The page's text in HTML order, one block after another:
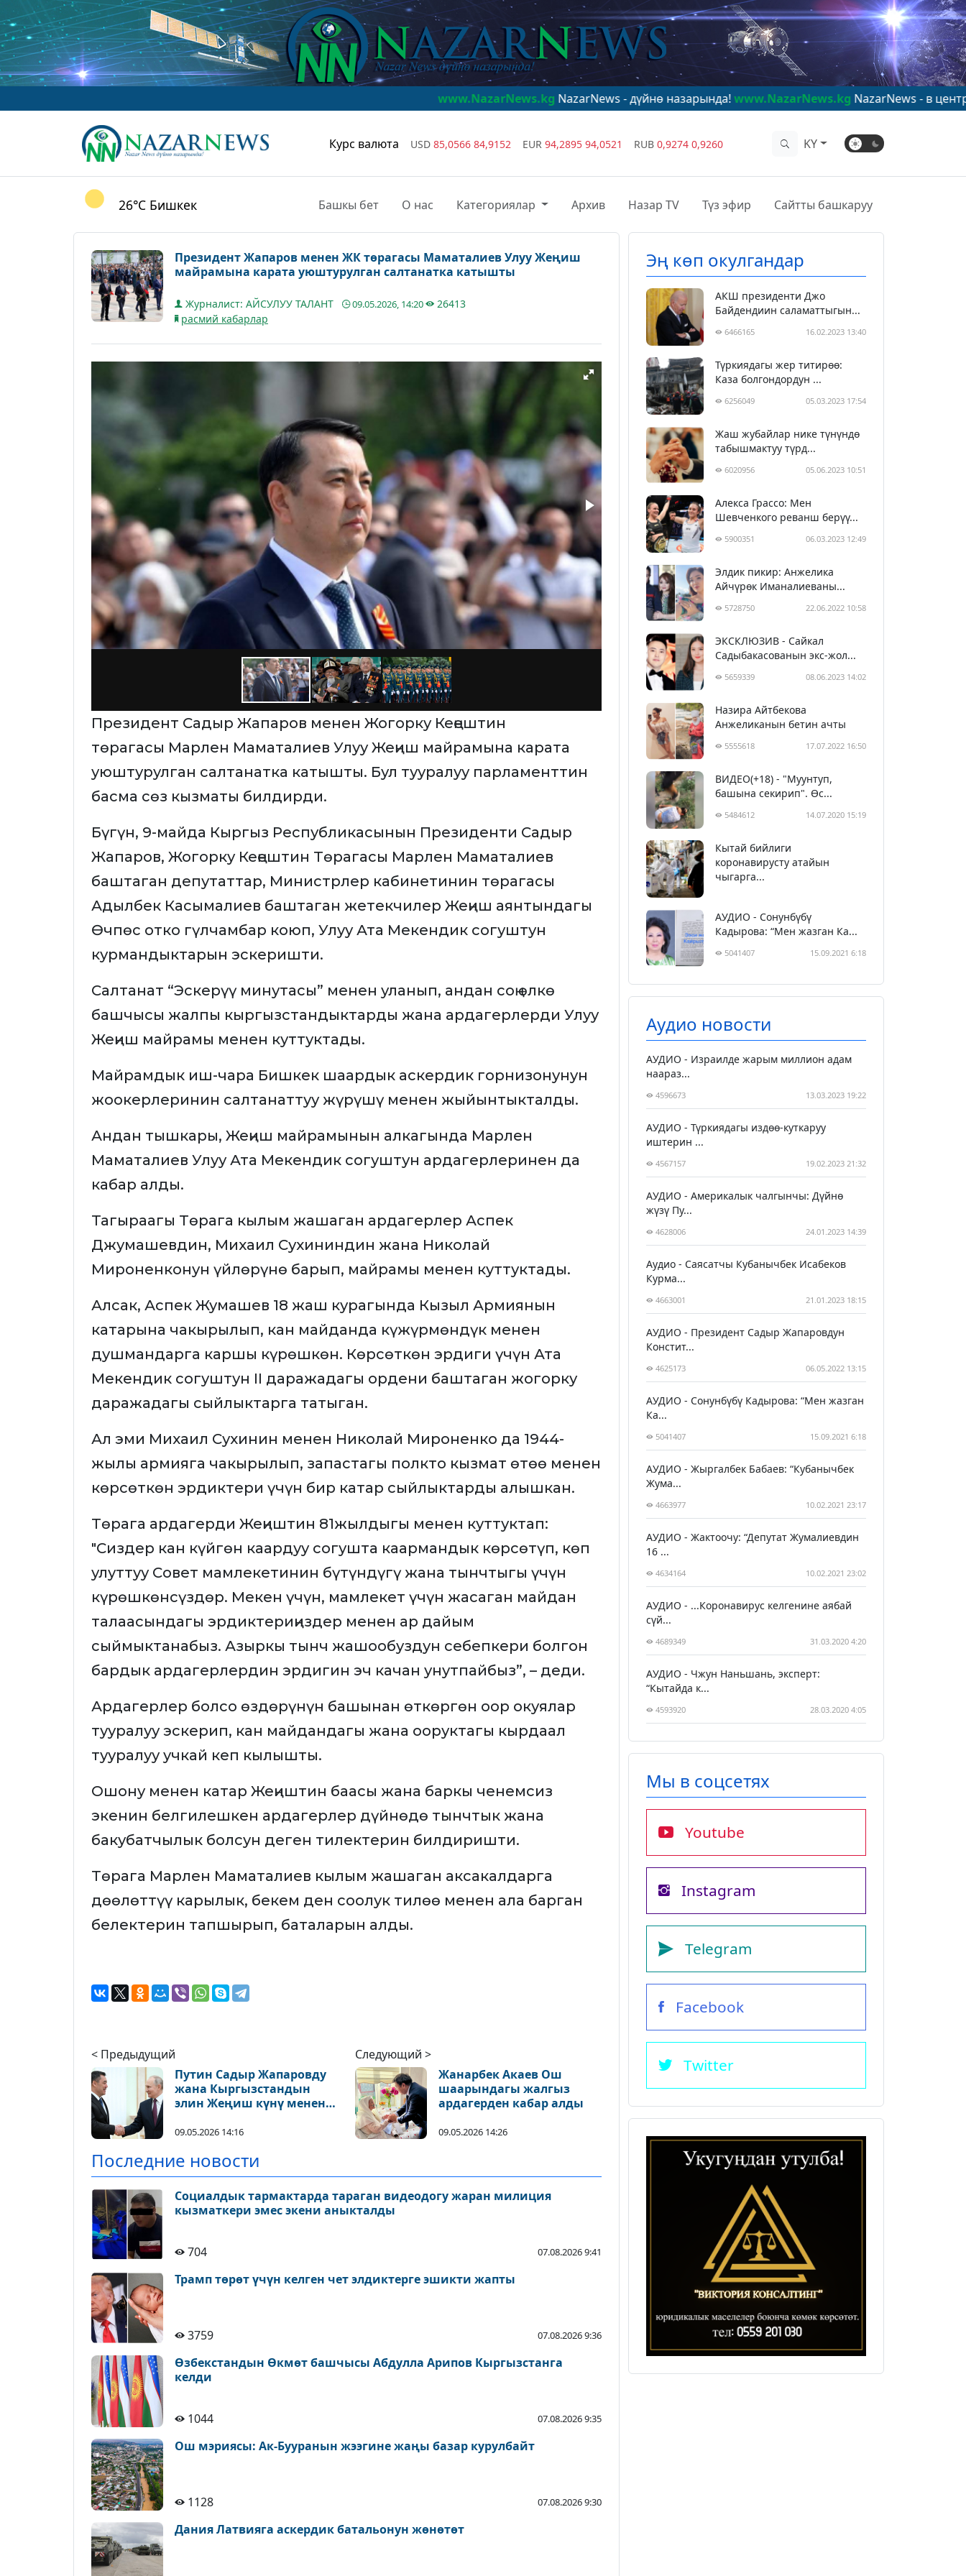
www.NazarNews.kgNazarNews - дүйнө назарында!www.NazarNews.kgNazarNews - в центре мирового
Курс валюта USD 85,0566 84,9152 EUR 94,2895 94,0521 RUB 0,9274 0,9260 KY
26°C Бишкек Башкы бет О нас Категориялар Архив Назар TV Түз эфир Сайтты башкаруу
Президент Жапаров менен ЖК төрагасы Маматалиев Улуу Жеңиш
майрамына карата уюштурулган салтанатка катышты
Журналист: АЙСУЛУУ ТАЛАНТ 09.05.2026, 14:20
26413
расмий кабарлар
Президент Садыр Жапаров менен Жогорку Кеңештин
төрагасы Марлен Маматалиев Улуу Жеңиш майрамына карата
уюштурулган салтанатка катышты. Бул тууралуу парламенттин
басма сөз кызматы билдирди.
Бүгүн, 9-майда Кыргыз Республикасынын Президенти Садыр
Жапаров, Жогорку Кеңештин Төрагасы Марлен Маматалиев
баштаган депутаттар, Министрлер кабинетинин төрагасы
Адылбек Касымалиев баштаган жетекчилер Жеңиш аянтындагы
Өчпөс отко гүлчамбар коюп, Улуу Ата Мекендик согуштун
курмандыктарын эскеришти.
Салтанат “Эскерүү минутасы” менен уланып, андан соң өлкө
башчысы жалпы кыргызстандыктарды жана ардагерлерди Улуу
Жеңиш майрамы менен куттуктады.
Майрамдык иш-чара Бишкек шаардык аскердик горнизонунун
жоокерлеринин салтанаттуу жүрүшү менен жыйынтыкталды.
Андан тышкары, Жеңиш майрамынын алкагында Марлен
Маматалиев Улуу Ата Мекендик согуштун ардагерлеринен да
кабар алды.
Тагыраагы Төрага кылым жашаган ардагерлер Аспек
Джумашевдин, Михаил Сухининдин жана Николай
Мироненконун үйлөрүнө барып, майрамы менен куттуктады.
Алсак, Аспек Жумашев 18 жаш курагында Кызыл Армиянын
катарына чакырылып, кан майданда күжүрмөндүк менен
душмандарга каршы күрөшкөн. Көрсөткөн эрдиги үчүн Ата
Мекендик согуштун II даражадагы ордени баштаган жогорку
даражадагы сыйлыктарга татыган.
Ал эми Михаил Сухинин менен Николай Мироненко да 1944-
жылы армияга чакырылып, запастагы полкто кызмат өтөө менен
көрсөткөн эрдиктери үчүн бир катар сыйлыктарды алышкан.
Төрага ардагерди Жеңиштин 81жылдыгы менен куттуктап:
"Сиздер кан күйгөн каардуу согушта каармандык көрсөтүп, көп
улуттуу Совет мамлекетинин бүтүндүгү жана тынчтыгы үчүн
күрөшкөнсүздөр. Мекен үчүн, мамлекет үчүн жасаган майдан
талаасындагы эрдиктериңиздер менен ар дайым
сыймыктанабыз. Азыркы тынч жашообуздун себепкери болгон
бардык ардагерлердин эрдигин эч качан унутпайбыз”, – деди.
Ардагерлер болсо өздөрүнүн башынан өткөргөн оор окуялар
тууралуу эскерип, кан майдандагы жана ооруктагы кырдаал
тууралуу учкай кеп кылышты.
Ошону менен катар Жеңиштин баасы жана баркы ченемсиз
экенин белгилешкен ардагерлер дүйнөдө тынчтык жана
бакубатчылык болсун деген тилектерин билдиришти.
Төрага Марлен Маматалиев кылым жашаган аксакалдарга
дөөлөттүү карылык, бекем ден соолук тилөө менен ала барган
белектерин тапшырып, баталарын алды.
< Предыдущий
Путин Садыр Жапаровду
жана Кыргызстандын
элин Жеңиш күнү менен
09.05.2026 14:16
Следующий >
Жанарбек Акаев Ош
шаарындагы жалгыз
ардагерден кабар алды
09.05.2026 14:26
Последние новости
Социалдык тармактарда тараган видеодогу жаран милиция
кызматкери эмес экени аныкталды
704 07.08.2026 9:41
Трамп төрөт үчүн келген чет элдиктерге эшикти жапты
3759 07.08.2026 9:36
Өзбекстандын Өкмөт башчысы Абдулла Арипов Кыргызстанга
келди
1044 07.08.2026 9:35
Ош мэриясы: Ак-Бууранын жээгине жаңы базар курулбайт
1128 07.08.2026 9:30
Дания Латвияга аскердик батальонун жөнөтөт
Эң көп окулгандар
АКШ президенти Джо
Байдендиин саламаттыгын...
6466165 16.02.2023 13:40
Түркиядагы жер титирөө:
Каза болгондордун ...
6256049 05.03.2023 17:54
Жаш жубайлар нике түнүндө
табышмактуу түрд...
6020956 05.06.2023 10:51
Алекса Грассо: Мен
Шевченкого реванш берүү...
5900351 06.03.2023 12:49
Элдик пикир: Анжелика
Айчүрөк Иманалиеваны...
5728750 22.06.2022 10:58
ЭКСКЛЮЗИВ - Сайкал
Садыбакасованын экс-жол...
5659339 08.06.2023 14:02
Назира Айтбекова
Анжеликанын бетин ачты
5555618 17.07.2022 16:50
ВИДЕО(+18) - "Муунтуп,
башына секирип". Өс...
5484612 14.07.2020 15:19
Кытай бийлиги
коронавирусту атайын
чыгарга...
АУДИО - Сонунбүбү
Кадырова: “Мен жазган Ка...
5041407 15.09.2021 6:18
Аудио новости
АУДИО - Израилде жарым миллион адам
наараз...
4596673 13.03.2023 19:22
АУДИО - Түркиядагы издөө-куткаруу
иштерин ...
4567157 19.02.2023 21:32
АУДИО - Америкалык чалгынчы: Дүйнө
жүзү Пу...
4628006 24.01.2023 14:39
Аудио - Саясатчы Кубанычбек Исабеков
Курма...
4663001 21.01.2023 18:15
АУДИО - Президент Садыр Жапаровдун
Констит...
4625173 06.05.2022 13:15
АУДИО - Сонунбүбү Кадырова: “Мен жазган
Ка...
5041407 15.09.2021 6:18
АУДИО - Жыргалбек Бабаев: “Кубанычбек
Жума...
4663977 10.02.2021 23:17
АУДИО - Жактоочу: “Депутат Жумалиевдин
16 ...
4634164 10.02.2021 23:02
АУДИО - ...Коронавирус келгенине аябай
сүй...
4689349 31.03.2020 4:20
АУДИО - Чжун Наньшань, эксперт:
“Кытайда к...
4593920 28.03.2020 4:05
Мы в соцсетях
Youtube
Instagram
Telegram
Facebook
Twitter